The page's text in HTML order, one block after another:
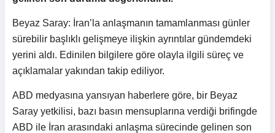
Beyaz Saray: İran’la anlaşmanın tamamlanması günler
sürebilir başlıklı gelişmeye ilişkin ayrıntılar gündemdeki
yerini aldı. Edinilen bilgilere göre olayla ilgili süreç ve
açıklamalar yakından takip ediliyor.
ABD medyasına yansıyan haberlere göre, bir Beyaz
Saray yetkilisi, bazı basın mensuplarına verdiği brifingde
ABD ile İran arasındaki anlaşma sürecinde gelinen son